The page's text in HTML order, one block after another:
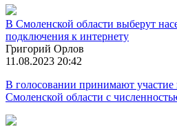
В Смоленской области выберут
подключения к интернету
Григорий Орлов
11.08.2023 20:42
В голосовании принимают
Смоленской области с